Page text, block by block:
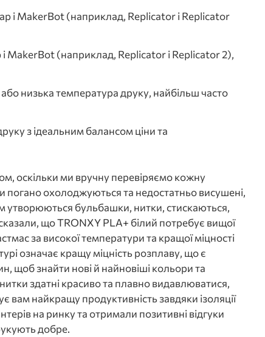
і MakerBot (наприклад, Replicator і Replicator
MakerBot (наприклад, Replicator і Replicator 2),
низька температура друку, найбільш часто
з ідеальним балансом ціни та
оскільки ми вручну перевіряємо кожну
погано охолоджуються та недостатньо висушені,
утворюються бульбашки, нитки, стискаються,
що TRONXY PLA+ білий потребує вищої
за високої температури та кращої міцності
означає кращу міцність розплаву, що є
щоб знайти нові й найновіші кольори та
здатні красиво та плавно видавлюватися,
найкращу продуктивність завдяки ізоляції
на ринку та отримали позитивні відгуки
добре.